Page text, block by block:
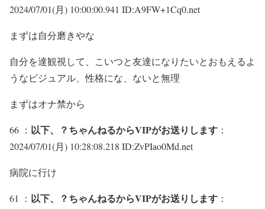
2024/07/01(月) 10:00:00.941 ID:A9FW+1Cq0.net
まずは自分磨きやな
自分を達観視して、こいつと友達になりたいとおもえるよ
うなビジュアル、性格にな、ないと無理
まずはオナ禁から
66 ： 以下、？ちゃんねるからVIPがお送りします ：
2024/07/01(月) 10:28:08.218 ID:ZvPIao0Md.net
病院に行け
61 ： 以下、？ちゃんねるからVIPがお送りします ：